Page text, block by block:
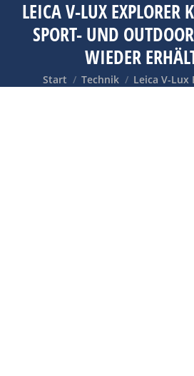
LEICA V-LUX EXPLORER
SPORT- UND
WIEDER
Sie befinden sich hier:
Start Technik Leica V-